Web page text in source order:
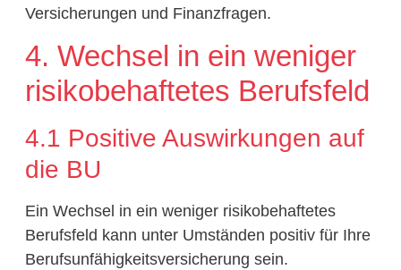
Versicherungen und Finanzfragen.
4. Wechsel in ein weniger
risikobehaftetes Berufsfeld
4.1 Positive Auswirkungen auf
die BU
Ein Wechsel in ein weniger risikobehaftetes
Berufsfeld kann unter Umständen positiv für Ihre
Berufsunfähigkeitsversicherung sein.